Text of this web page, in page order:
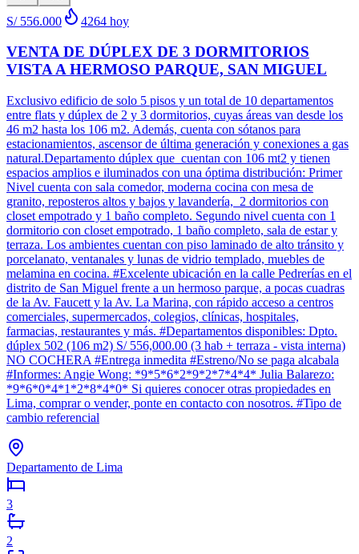
S/ 556.000 4264 hoy
VENTA DE DÚPLEX DE 3 DORMITORIOS
VISTA A HERMOSO PARQUE, SAN MIGUEL
Exclusivo edificio de solo 5 pisos y un total de 10 departamentos
entre flats y dúplex de 2 y 3 dormitorios, cuyas áreas van desde los
46 m2 hasta los 106 m2. Además, cuenta con sótanos para
estacionamientos, ascensor de última generación y conexiones a gas
natural.Departamento dúplex que cuentan con 106 mt2 y tienen
espacios amplios e iluminados con una óptima distribución: Primer
Nivel cuenta con sala comedor, moderna cocina con mesa de
granito, reposteros altos y bajos y lavandería, 2 dormitorios con
closet empotrado y 1 baño completo. Segundo nivel cuenta con 1
dormitorio con closet empotrado, 1 baño completo, sala de estar y
terraza. Los ambientes cuentan con piso laminado de alto tránsito y
porcelanato, ventanales y lunas de vidrio templado, muebles de
melamina en cocina. #Excelente ubicación en la calle Pedrerías en el
distrito de San Miguel frente a un hermoso parque, a pocas cuadras
de la Av. Faucett y la Av. La Marina, con rápido acceso a centros
comerciales, supermercados, colegios, clínicas, hospitales,
farmacias, restaurantes y más. #Departamentos disponibles: Dpto.
dúplex 502 (106 m2) S/ 556,000.00 (3 hab + terraza - vista interna)
NO COCHERA #Entrega inmedita #Estreno/No se paga alcabala
#Informes: Angie Wong: *9*5*6*2*9*2*7*4*4* Julia Balarezo:
*9*6*0*4*1*2*8*4*0* Si quieres conocer otras propiedades en
Lima, comprar o vender, ponte en contacto con nosotros. #Tipo de
cambio referencial
Departamento de Lima
3
2